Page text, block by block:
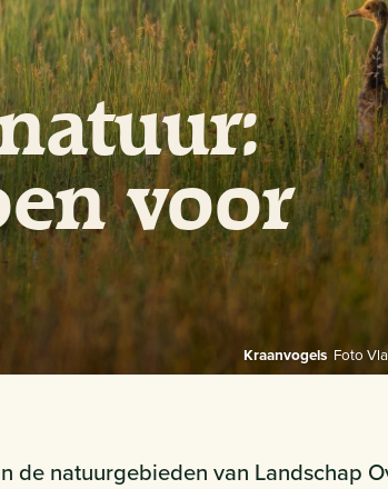
voor
Kraanvogels Foto
natuurgebieden van Landschap